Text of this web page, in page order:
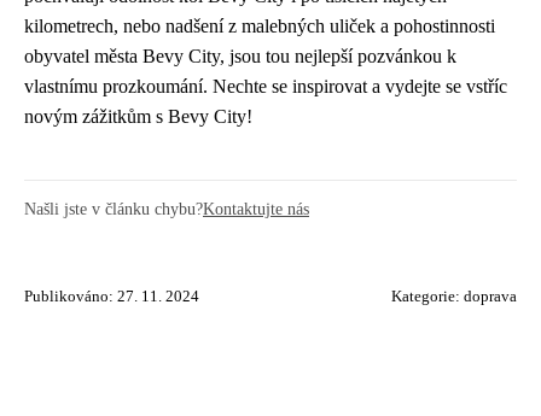
kilometrech, nebo nadšení z malebných uliček a pohostinnosti
obyvatel města Bevy City, jsou tou nejlepší pozvánkou k
vlastnímu prozkoumání. Nechte se inspirovat a vydejte se vstříc
novým zážitkům s Bevy City!
Našli jste v článku chybu?Kontaktujte nás
Publikováno: 27. 11. 2024 Kategorie: doprava